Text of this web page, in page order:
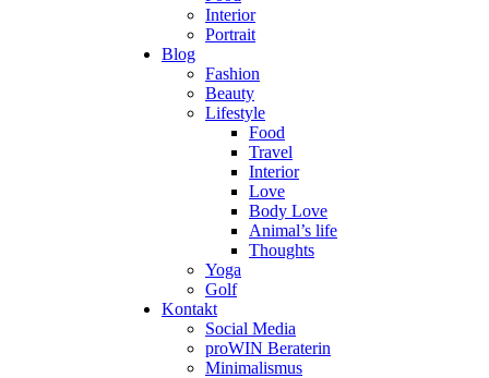
Interior
Portrait
Blog
Fashion
Beauty
Lifestyle
Food
Travel
Interior
Love
Body Love
Animal’s life
Thoughts
Yoga
Golf
Kontakt
Social Media
proWIN Beraterin
Minimalismus